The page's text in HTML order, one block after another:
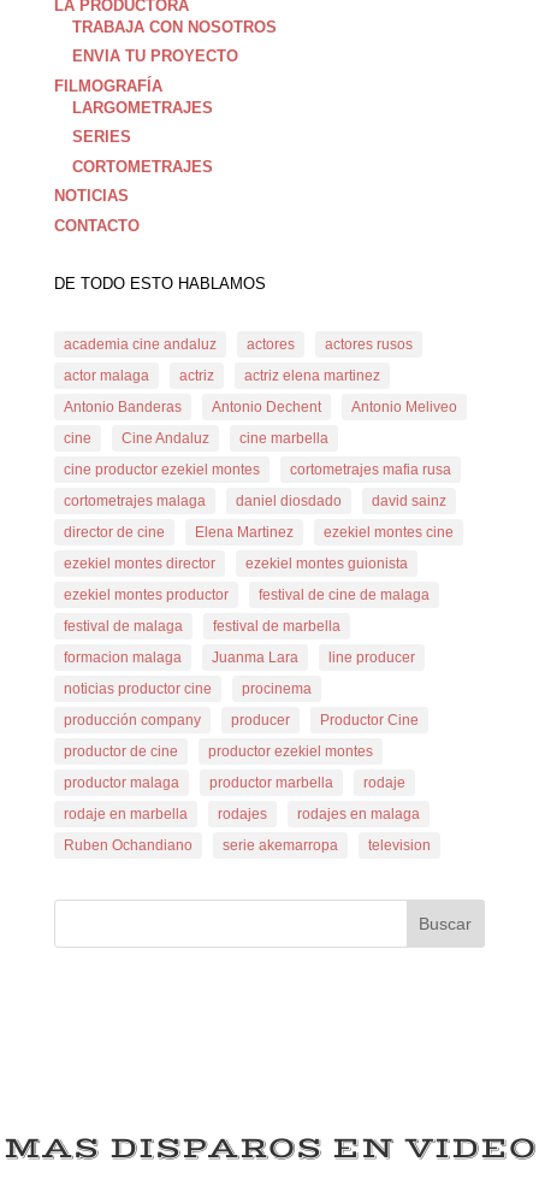
LA PRODUCTORA
TRABAJA CON NOSOTROS
ENVIA TU PROYECTO
FILMOGRAFÍA
LARGOMETRAJES
SERIES
CORTOMETRAJES
NOTICIAS
CONTACTO
DE TODO ESTO HABLAMOS
academia cine andaluz actores
actores rusos
actor malaga
actriz
actriz elena martinez
Antonio Banderas
Antonio Dechent
Antonio Meliveo
cine
Cine Andaluz
cine marbella
cine productor ezekiel montes
cortometrajes mafia rusa
cortometrajes malaga
daniel diosdado
david sainz
director de cine
Elena Martinez
ezekiel montes cine
ezekiel montes director
ezekiel montes guionista
ezekiel montes productor
festival de cine de malaga
festival de malaga
festival de marbella
formacion malaga
Juanma Lara
line producer
noticias productor cine
procinema
producción company
producer
Productor Cine
productor de cine
productor ezekiel montes
productor malaga
productor marbella
rodaje
rodaje en marbella
rodajes
rodajes en malaga
Ruben Ochandiano
serie akemarropa television
Buscar
MAS DISPAROS EN VIDEO